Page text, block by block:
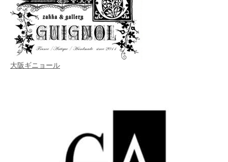
大阪ギニョール